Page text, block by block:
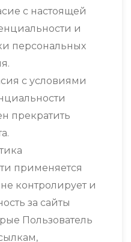
с настоящей
и
персональных
с условиями
прекратить
применяется
контролирует и
за сайты
Пользователь